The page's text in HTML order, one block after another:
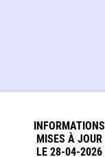
INFORMATIONS
MISES À JOUR
LE 28-04-2026